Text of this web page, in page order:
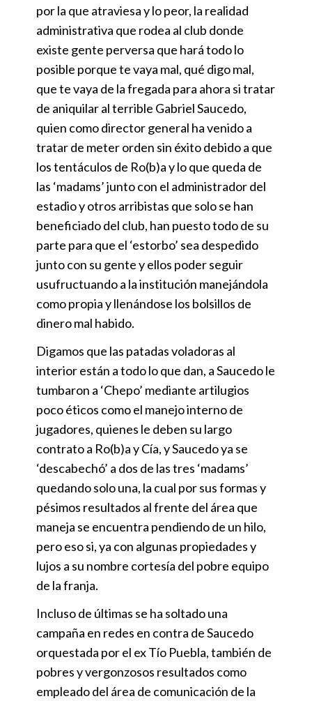
por la que atraviesa y lo peor, la realidad
administrativa que rodea al club donde
existe gente perversa que hará todo lo
posible porque te vaya mal, qué digo mal,
que te vaya de la fregada para ahora si tratar
de aniquilar al terrible Gabriel Saucedo,
quien como director general ha venido a
tratar de meter orden sin éxito debido a que
los tentáculos de Ro(b)a y lo que queda de
las ‘madams’ junto con el administrador del
estadio y otros arribistas que solo se han
beneficiado del club, han puesto todo de su
parte para que el ‘estorbo’ sea despedido
junto con su gente y ellos poder seguir
usufructuando a la institución manejándola
como propia y llenándose los bolsillos de
dinero mal habido.
Digamos que las patadas voladoras al
interior están a todo lo que dan, a Saucedo le
tumbaron a ‘Chepo’ mediante artilugios
poco éticos como el manejo interno de
jugadores, quienes le deben su largo
contrato a Ro(b)a y Cía, y Saucedo ya se
‘descabechó’ a dos de las tres ‘madams’
quedando solo una, la cual por sus formas y
pésimos resultados al frente del área que
maneja se encuentra pendiendo de un hilo,
pero eso si, ya con algunas propiedades y
lujos a su nombre cortesía del pobre equipo
de la franja.
Incluso de últimas se ha soltado una
campaña en redes en contra de Saucedo
orquestada por el ex Tío Puebla, también de
pobres y vergonzosos resultados como
empleado del área de comunicación de la